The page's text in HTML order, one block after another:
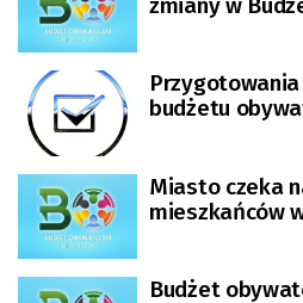
budżetu
Miasto czeka
mieszkańców
Budżet